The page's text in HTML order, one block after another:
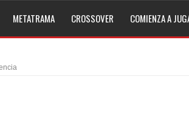
METATRAMA CROSSOVER COMIENZA A